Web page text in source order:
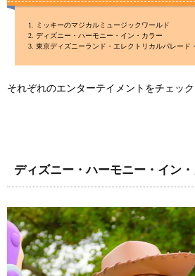
ミッキーのマジカルミュージックワールド
ディズニー・ハーモニー・イン・カラー
東京ディズニーランド・エレクトリカルパレード
それぞれのエンターテイメントをチェック
ディズニー・ハーモニー・イン